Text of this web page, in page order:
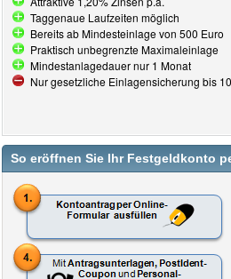
Taggenaue Laufzeiten möglich
Bereits ab Mindesteinlage von 500 Euro
Praktisch unbegrenzte Maximaleinlage
Mindestanlagedauer nur 1 Monat
Nur gesetzliche Einlagensicherung bis
So eröffnen Sie Ihr Festgeldkonto